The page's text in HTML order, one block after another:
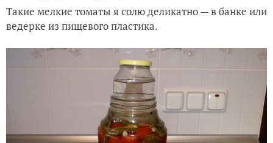
Такие мелкие томаты я солю деликатно — в банке или
ведерке из пищевого пластика.